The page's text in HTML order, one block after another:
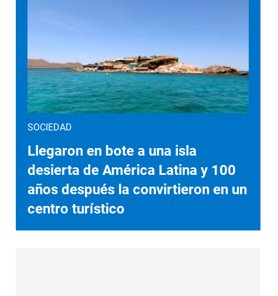
SOCIEDAD
Llegaron en bote a una isla
desierta de América Latina y 100
años después la convirtieron en un
centro turístico